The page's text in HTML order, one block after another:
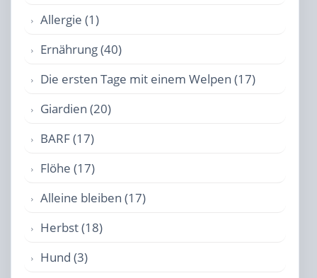
Allergie (1)
Ernährung (40)
Die ersten Tage mit einem Welpen (17)
Giardien (20)
BARF (17)
Flöhe (17)
Alleine bleiben (17)
Herbst (18)
Hund (3)